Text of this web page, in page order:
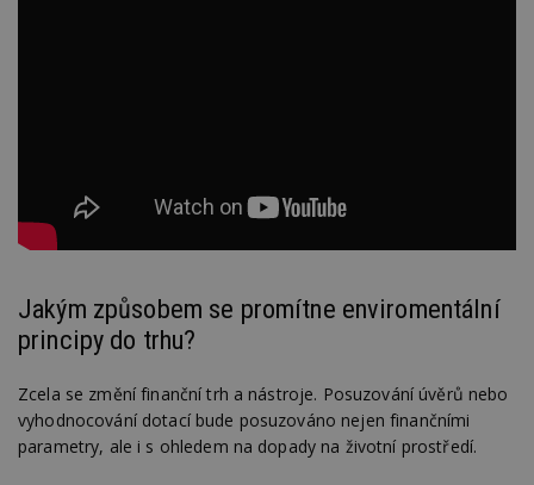
Jakým způsobem se promítne enviromentální
principy do trhu?
Zcela se změní finanční trh a nástroje. Posuzování úvěrů nebo
vyhodnocování dotací bude posuzováno nejen finančními
parametry, ale i s ohledem na dopady na životní prostředí.